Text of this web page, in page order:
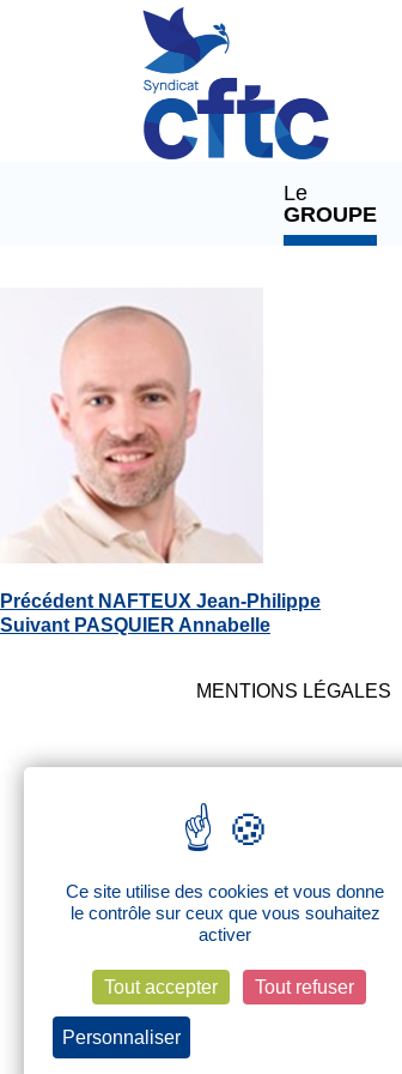
Le
GROUPE
Navigation
de
l’article
Précédent Article
précédent
NAFTEUX Jean-Philippe
Suivant Article
PASQUIER Annabelle
MENTIONS LÉGALES
Panneau de gestion des cookies
Ce site utilise des cookies et vous donne
le contrôle sur ceux que vous souhaitez
activer
Tout accepter Tout refuser
Personnaliser